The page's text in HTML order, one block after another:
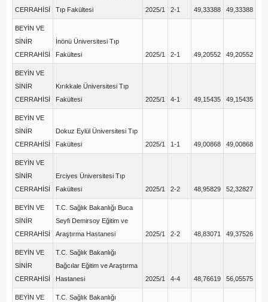
CERRAHİSİ
Tıp Fakültesi
2025/1 2-1 49,33388 49,33388
BEYİN VE
SİNİR
CERRAHİSİ
İnönü Üniversitesi Tıp
Fakültesi
2025/1 2-1 49,20552 49,20552
BEYİN VE
SİNİR
CERRAHİSİ
Kırıkkale Üniversitesi Tıp
Fakültesi
2025/1 4-1 49,15435 49,15435
BEYİN VE
SİNİR
CERRAHİSİ
Dokuz Eylül Üniversitesi Tıp
Fakültesi
2025/1 1-1 49,00868 49,00868
BEYİN VE
SİNİR
CERRAHİSİ
Erciyes Üniversitesi Tıp
Fakültesi
2025/1 2-2 48,95829 52,32827
BEYİN VE
SİNİR
CERRAHİSİ
T.C. Sağlık Bakanlığı Buca
Seyfi Demirsoy Eğitim ve
Araştırma Hastanesi
2025/1 2-2 48,83071 49,37526
BEYİN VE
SİNİR
CERRAHİSİ
T.C. Sağlık Bakanlığı
Bağcılar Eğitim ve Araştırma
Hastanesi
2025/1 4-4 48,76619 56,05575
BEYİN VE
T.C. Sağlık Bakanlığı